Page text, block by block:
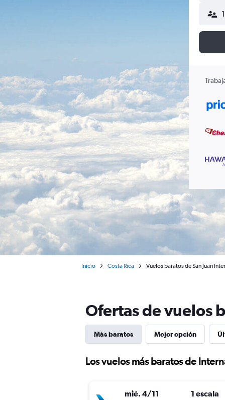
Inicio Costa Rica Vuelos baratos de San Juan
Ofertas de vuelos
Más baratos Mejor opción
Los vuelos más baratos de
mié. 4/11 1 escala